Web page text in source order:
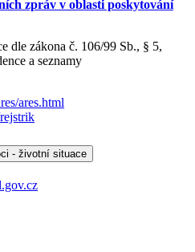
zpráv v oblasti poskytování
dle zákona č. 106/99 Sb., § 5,
a seznamy
ares.html
- životní situace